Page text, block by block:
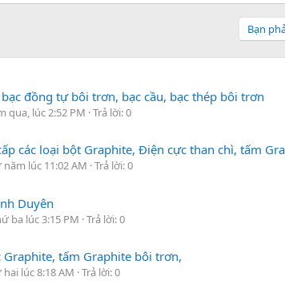
Bạn
đồng tự bôi trơn, bạc cầu, bạc thép bôi trơn
qua, lúc 2:52 PM Trả lời: 0
các loại bột Graphite, Điện cực than chì, tấm
năm lúc 11:02 AM Trả lời: 0
Duyên
ba lúc 3:15 PM Trả lời: 0
tấm Graphite bôi trơn,
hai lúc 8:18 AM Trả lời: 0